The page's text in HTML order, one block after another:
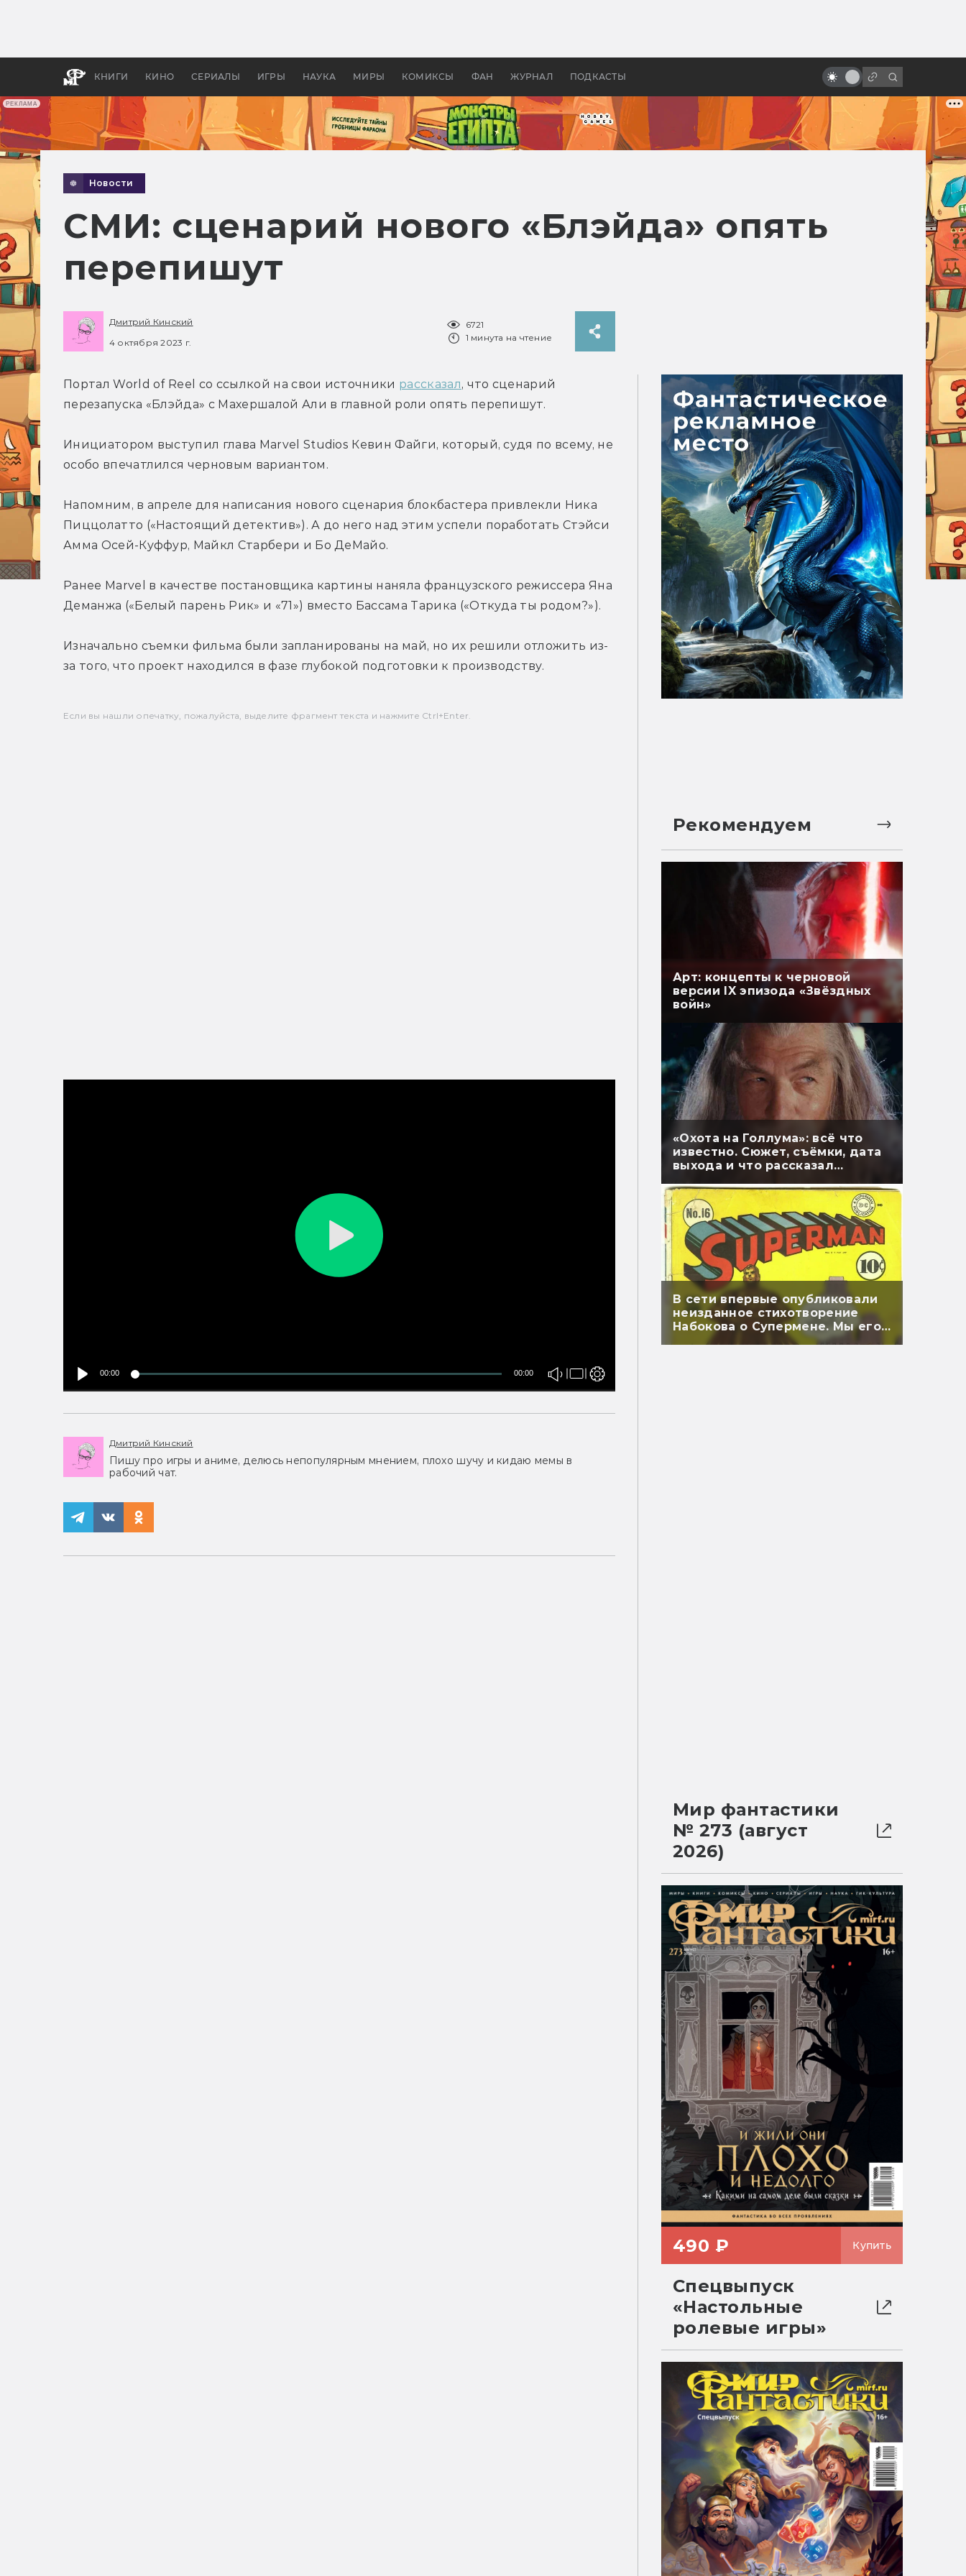
РЕКЛАМА
КНИГИ КИНО СЕРИАЛЫ ИГРЫ НАУКА МИРЫ КОМИКСЫ ФАН ЖУРНАЛ ПОДКАСТЫ
бы «Властелина колец»
Древней Грецией
читаем сценарии
Новости
СМИ: сценарий нового «Блэйда» опять
перепишут
Дмитрий Кинский
4 октября 2023 г.
6721
1 минута на чтение
Портал World of Reel со ссылкой на свои источники рассказал, что сценарий
перезапуска «Блэйда» с Махершалой Али в главной роли опять перепишут.
Инициатором выступил глава Marvel Studios Кевин Файги, который, судя по всему, не
особо впечатлился черновым вариантом.
Напомним, в апреле для написания нового сценария блокбастера привлекли Ника
Пиццолатто («Настоящий детектив»). А до него над этим успели поработать Стэйси
Амма Осей-Куффур, Майкл Старбери и Бо ДеМайо.
Ранее Marvel в качестве постановщика картины наняла французского режиссера Яна
Деманжа («Белый парень Рик» и «71») вместо Бассама Тарика («Откуда ты родом?»).
Изначально съемки фильма были запланированы на май, но их решили отложить из-
за того, что проект находился в фазе глубокой подготовки к производству.
Если вы нашли опечатку, пожалуйста, выделите фрагмент текста и нажмите Ctrl+Enter.
00:00 00:00
Дмитрий Кинский
Пишу про игры и аниме, делюсь непопулярным мнением, плохо шучу и кидаю мемы в
рабочий чат.
Рекомендуем
Арт: концепты к черновой
версии IX эпизода «Звёздных
войн»
«Охота на Голлума»: всё что
известно. Сюжет, съёмки, дата
выхода и что рассказал
В сети впервые опубликовали
неизданное стихотворение
Набокова о Супермене. Мы его
перевели
Мир фантастики
№ 273 (август
2026)
490 ₽ Купить
Спецвыпуск
«Настольные
ролевые игры»